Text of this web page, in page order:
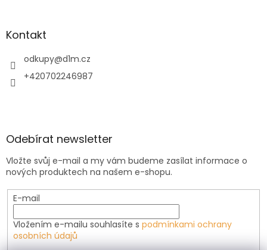
Kontakt
odkupy@d1m.cz
+420702246987
Odebírat newsletter
Vložte svůj e-mail a my vám budeme zasílat informace o
nových produktech na našem e-shopu.
E-mail
Vložením e-mailu souhlasíte s podmínkami ochrany
osobních údajů